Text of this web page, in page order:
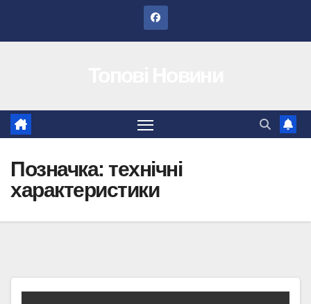
Позначка: технічні
характеристики